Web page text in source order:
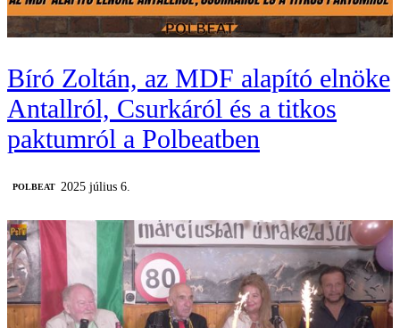
Bíró Zoltán, az MDF alapító elnöke
Antallról, Csurkáról és a titkos
paktumról a Polbeatben
‎POLBEAT 2025 július 6.